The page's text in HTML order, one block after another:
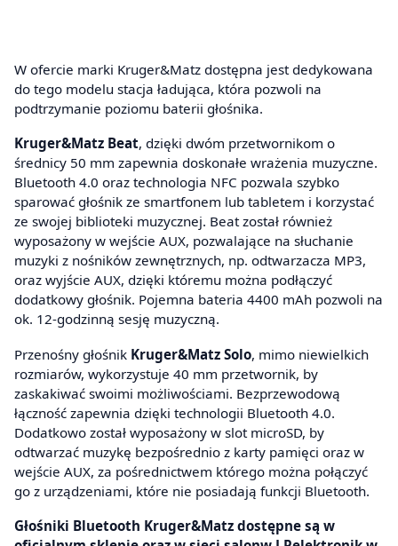
W ofercie marki Kruger&Matz dostępna jest dedykowana
do tego modelu stacja ładująca, która pozwoli na
podtrzymanie poziomu baterii głośnika.
Kruger&Matz Beat, dzięki dwóm przetwornikom o
średnicy 50 mm zapewnia doskonałe wrażenia muzyczne.
Bluetooth 4.0 oraz technologia NFC pozwala szybko
sparować głośnik ze smartfonem lub tabletem i korzystać
ze swojej biblioteki muzycznej. Beat został również
wyposażony w wejście AUX, pozwalające na słuchanie
muzyki z nośników zewnętrznych, np. odtwarzacza MP3,
oraz wyjście AUX, dzięki któremu można podłączyć
dodatkowy głośnik. Pojemna bateria 4400 mAh pozwoli na
ok. 12-godzinną sesję muzyczną.
Przenośny głośnik Kruger&Matz Solo, mimo niewielkich
rozmiarów, wykorzystuje 40 mm przetwornik, by
zaskakiwać swoimi możliwościami. Bezprzewodową
łączność zapewnia dzięki technologii Bluetooth 4.0.
Dodatkowo został wyposażony w slot microSD, by
odtwarzać muzykę bezpośrednio z karty pamięci oraz w
wejście AUX, za pośrednictwem którego można połączyć
go z urządzeniami, które nie posiadają funkcji Bluetooth.
Głośniki Bluetooth Kruger&Matz dostępne są w